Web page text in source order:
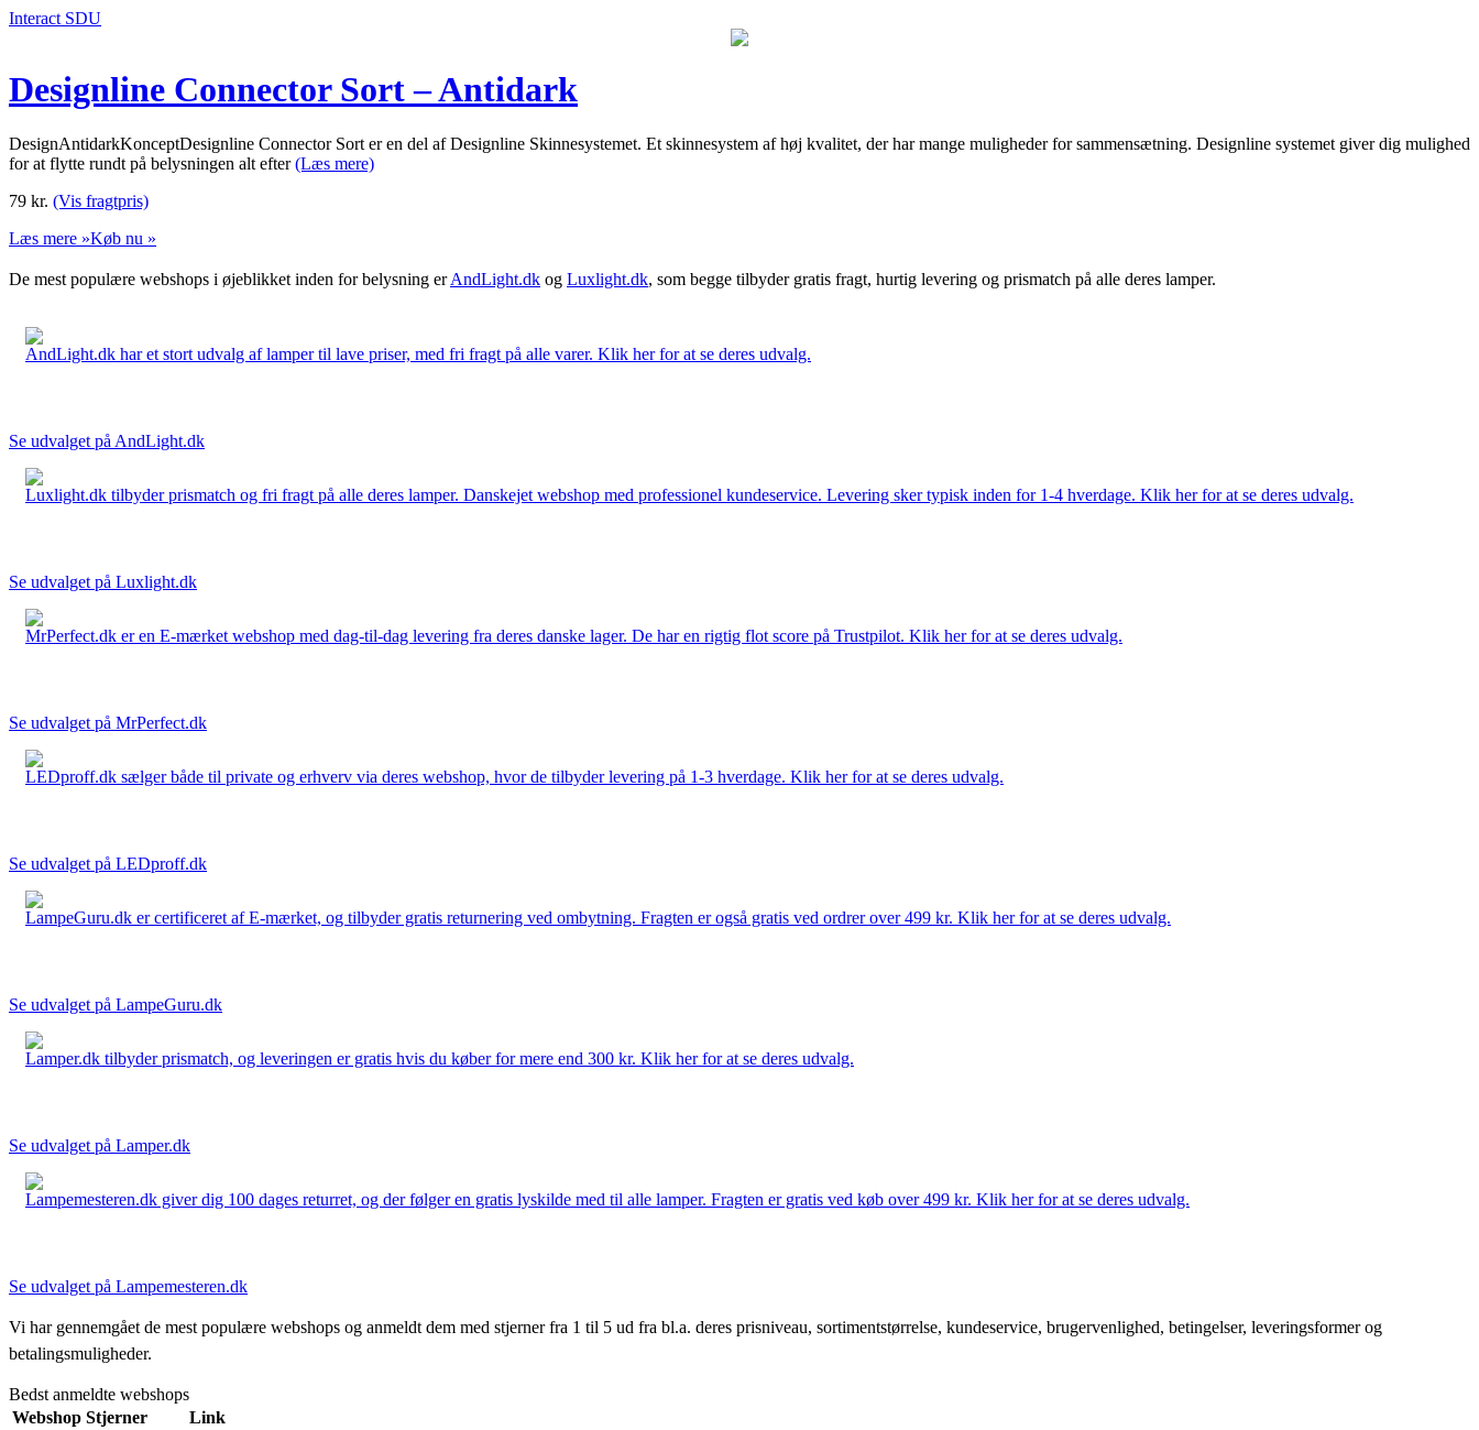
Interact SDU
Designline Connector Sort – Antidark
DesignAntidarkKonceptDesignline Connector Sort er en del af Designline Skinnesystemet. Et skinnesystem af høj kvalitet, der har mange muligheder for sammensætning. Designline systemet giver dig mulighed
for at flytte rundt på belysningen alt efter(Læs mere)
79 kr. (Vis fragtpris)
Læs mere »Køb nu »
De mest populære webshops i øjeblikket inden for belysning erAndLight.dk og Luxlight.dk, som begge tilbyder gratis fragt, hurtig levering og prismatch på alle deres lamper.
AndLight.dk har et stort udvalg af lamper til lave priser, med fri fragt på alle varer. Klik her for at se deres udvalg.
Se udvalget på AndLight.dk
Luxlight.dk tilbyder prismatch og fri fragt på alle deres lamper. Danskejet webshop med professionel kundeservice. Levering sker typisk inden for 1-4 hverdage. Klik her for at se deres udvalg.
Se udvalget på Luxlight.dk
MrPerfect.dk er en E-mærket webshop med dag-til-dag levering fra deres danske lager. De har en rigtig flot score på Trustpilot. Klik her for at se deres udvalg.
Se udvalget på MrPerfect.dk
LEDproff.dk sælger både til private og erhverv via deres webshop, hvor de tilbyder levering på 1-3 hverdage. Klik her for at se deres udvalg.
Se udvalget på LEDproff.dk
LampeGuru.dk er certificeret af E-mærket, og tilbyder gratis returnering ved ombytning. Fragten er også gratis ved ordrer over 499 kr. Klik her for at se deres udvalg.
Se udvalget på LampeGuru.dk
Lamper.dk tilbyder prismatch, og leveringen er gratis hvis du køber for mere end 300 kr. Klik her for at se deres udvalg.
Se udvalget på Lamper.dk
Lampemesteren.dk giver dig 100 dages returret, og der følger en gratis lyskilde med til alle lamper. Fragten er gratis ved køb over 499 kr. Klik her for at se deres udvalg.
Se udvalget på Lampemesteren.dk
Vi har gennemgået de mest populære webshops og anmeldt dem med stjerner fra 1 til 5 ud fra bl.a. deres prisniveau, sortimentstørrelse, kundeservice, brugervenlighed, betingelser, leveringsformer og
betalingsmuligheder.
Bedst anmeldte webshops
Webshop Stjerner
Link